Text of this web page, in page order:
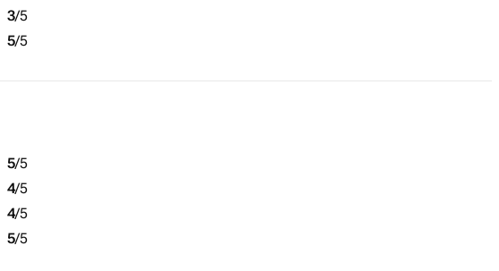
3/5
5/5
5/5
4/5
4/5
5/5